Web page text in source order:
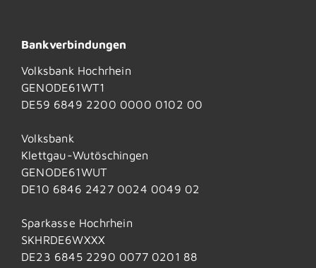
Bankverbindungen
Volksbank Hochrhein
GENODE61WT1
DE59 6849 2200 0000 0102 00
Volksbank
Klettgau-Wutöschingen
GENODE61WUT
DE10 6846 2427 0024 0049 02
Sparkasse Hochrhein
SKHRDE6WXXX
DE23 6845 2290 0077 0201 88